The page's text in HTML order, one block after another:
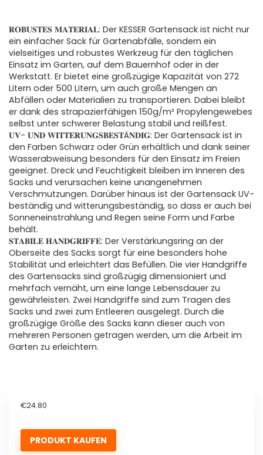
𝐑𝐎𝐁𝐔𝐒𝐓𝐄𝐒 𝐌𝐀𝐓𝐄𝐑𝐈𝐀𝐋: Der KESSER Gartensack ist nicht nur
ein einfacher Sack für Gartenabfälle, sondern ein
vielseitiges und robustes Werkzeug für den täglichen
Einsatz im Garten, auf dem Bauernhof oder in der
Werkstatt. Er bietet eine großzügige Kapazität von 272
Litern oder 500 Litern, um auch große Mengen an
Abfällen oder Materialien zu transportieren. Dabei bleibt
er dank des strapazierfähigen 150g/m² Propylengewebes
selbst unter schwerer Belastung stabil und reißfest.
𝐔𝐕- 𝐔𝐍𝐃 𝐖𝐈𝐓𝐓𝐄𝐑𝐔𝐍𝐆𝐒𝐁𝐄𝐒𝐓Ä𝐍𝐃𝐈𝐆: Der Gartensack ist in
den Farben Schwarz oder Grün erhältlich und dank seiner
Wasserabweisung besonders für den Einsatz im Freien
geeignet. Dreck und Feuchtigkeit bleiben im Inneren des
Sacks und verursachen keine unangenehmen
Verschmutzungen. Darüber hinaus ist der Gartensack UV-
beständig und witterungsbeständig, so dass er auch bei
Sonneneinstrahlung und Regen seine Form und Farbe
behält.
𝐒𝐓𝐀𝐁𝐈𝐋𝐄 𝐇𝐀𝐍𝐃𝐆𝐑𝐈𝐅𝐅𝐄: Der Verstärkungsring an der
Oberseite des Sacks sorgt für eine besonders hohe
Stabilität und erleichtert das Befüllen. Die vier Handgriffe
des Gartensacks sind großzügig dimensioniert und
mehrfach vernäht, um eine lange Lebensdauer zu
gewährleisten. Zwei Handgriffe sind zum Tragen des
Sacks und zwei zum Entleeren ausgelegt. Durch die
großzügige Größe des Sacks kann dieser auch von
mehreren Personen getragen werden, um die Arbeit im
Garten zu erleichtern.
€24.80
PRODUKT KAUFEN